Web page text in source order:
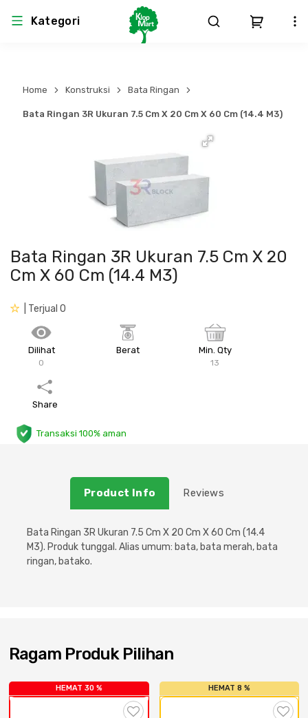
Kategori
Atap & Rangka
Dinding
Pintu, Jendela & Perlengkapan
Cat dan Pelapis Dinding
Plafon & Partisi
Peralatan & Perkakas
Aksesoris Perabot
Scaffolding
Konstruksi
Saniter
Produk Teknikal & Kimia
Perlengkapan
Bekisting
Besi Beton & Wiremesh
Material Alam
Besi Profil & Baja
Semen & Sejenisnya
Sistem Pengudaraan
Sistem Penanggulangan Kebakaran
Sistem Pemipaan
Peralatan Elektronik
Sistem Elektrikal
Home Konstruksi Bata Ringan
Bata Ringan 3R Ukuran 7.5 Cm X 20 Cm X 60 Cm (14.4 M3)
Bata Ringan 3R Ukuran 7.5 Cm X 20
Cm X 60 Cm (14.4 M3)
| Terjual 0
Dilihat
0
Berat Min. Qty
13
Share
Transaksi 100% aman
Product Info Reviews
Bata Ringan 3R Ukuran 7.5 Cm X 20 Cm X 60 Cm (14.4
M3). Produk tunggal. Alias umum: bata, bata merah, bata
ringan, batako.
Ragam Produk Pilihan
HEMAT 30 % HEMAT 8 %